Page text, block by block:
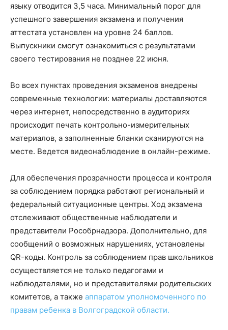
языку отводится 3,5 часа. Минимальный порог для
успешного завершения экзамена и получения
аттестата установлен на уровне 24 баллов.
Выпускники смогут ознакомиться с результатами
своего тестирования не позднее 22 июня.
Во всех пунктах проведения экзаменов внедрены
современные технологии: материалы доставляются
через интернет, непосредственно в аудиториях
происходит печать контрольно-измерительных
материалов, а заполненные бланки сканируются на
месте. Ведется видеонаблюдение в онлайн-режиме.
Для обеспечения прозрачности процесса и контроля
за соблюдением порядка работают региональный и
федеральный ситуационные центры. Ход экзамена
отслеживают общественные наблюдатели и
представители Рособрнадзора. Дополнительно, для
сообщений о возможных нарушениях, установлены
QR-коды. Контроль за соблюдением прав школьников
осуществляется не только педагогами и
наблюдателями, но и представителями родительских
комитетов, а также аппаратом уполномоченного по
правам ребенка в Волгоградской области.